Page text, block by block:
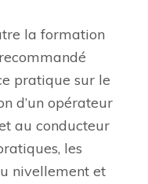
la formation
pratique sur le
d’un opérateur
au conducteur
les
nivellement et